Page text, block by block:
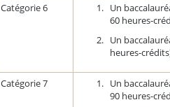
Catégorie 6
Un
60 heures-
Un
heures-
Catégorie 7
Un
90 heures-